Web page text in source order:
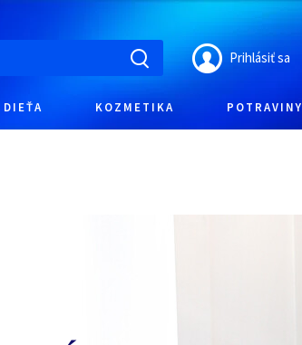
Prihlásiť sa
DIEŤA KOZMETIKA POTRAVINY